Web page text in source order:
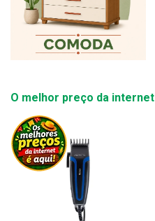
O melhor preço da internet